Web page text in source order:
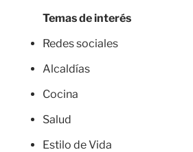
Temas de interés
Redes sociales
Alcaldías
Cocina
Salud
Estilo de Vida